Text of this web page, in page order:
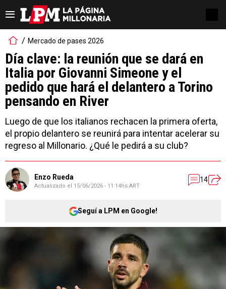
Mercado de pases 2026
Día clave: la reunión que se dará en
Italia por Giovanni Simeone y el
pedido que hará el delantero a Torino
pensando en River
Luego de que los italianos rechacen la primera oferta,
el propio delantero se reunirá para intentar acelerar su
regreso al Millonario. ¿Qué le pedirá a su club?
Enzo Rueda
Actualizado el 15/06/2026 - 11:14hs ART
14
Seguí a LPM en Google!